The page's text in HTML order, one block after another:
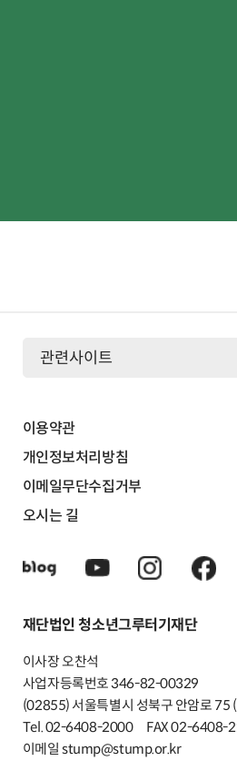
이용약관
개인정보처리방침
이메일무단수집거부
오시는 길
재단법인 청소년그루터기재단
이사장 오찬석
사업자등록번호 346-82-00329
(02855) 서울특별시 성북구 안암로 75
Tel. 02-6408-2000
FAX 02-6408-
이메일 stump@stump.or.kr
관련사이트